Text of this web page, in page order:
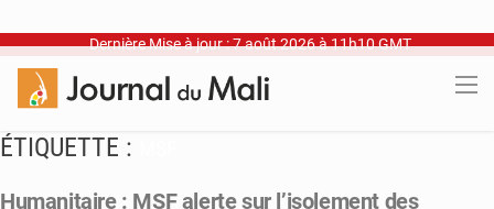
Dernière Mise à jour : 7 août 2026 à 11h10 GMT
ÉTIQUETTE :
Humanitaire : MSF alerte sur l’isolement des